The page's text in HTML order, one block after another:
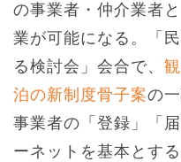
の事業者・仲介業者
業が可能になる。「
る検討会」会合で、
泊の新制度骨子案の
事業者の「登録」「
ーネットを基本とす